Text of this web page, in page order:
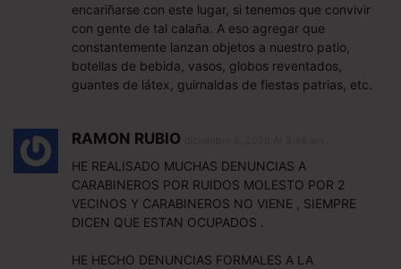
encariñarse con este lugar, si tenemos que convivir
con gente de tal calaña. A eso agregar que
constantemente lanzan objetos a nuestro patio,
botellas de bebida, vasos, globos reventados,
guantes de látex, guirnaldas de fiestas patrias, etc.
RAMON RUBIO
HE REALISADO MUCHAS DENUNCIAS A
CARABINEROS POR RUIDOS MOLESTO POR 2
VECINOS Y CARABINEROS NO VIENE , SIEMPRE
DICEN QUE ESTAN OCUPADOS .
HE HECHO DENUNCIAS FORMALES A LA